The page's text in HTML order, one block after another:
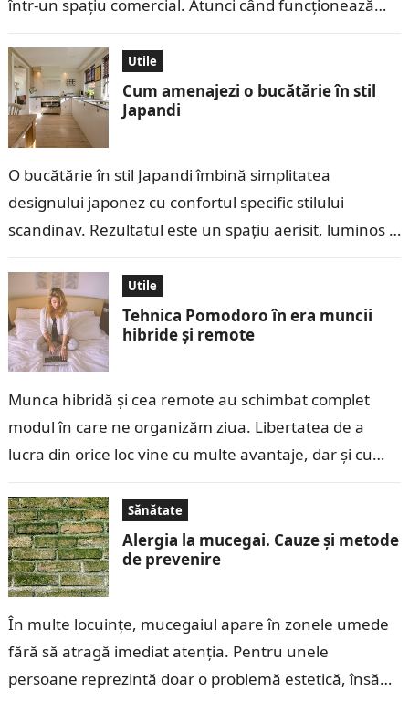
într-un spațiu comercial. Atunci când funcționează
Utile
Cum amenajezi o bucătărie în stil
Japandi
O bucătărie în stil Japandi îmbină simplitatea
designului japonez cu confortul specific stilului
scandinav. Rezultatul este un spațiu aerisit, luminos și
Utile
Tehnica Pomodoro în era muncii
hibride și remote
Munca hibridă și cea remote au schimbat complet
modul în care ne organizăm ziua. Libertatea de a
lucra din orice loc vine cu multe avantaje, dar și cu…
Sănătate
Alergia la mucegai. Cauze și metode
de prevenire
În multe locuințe, mucegaiul apare în zonele umede
fără să atragă imediat atenția. Pentru unele
persoane reprezintă doar o problemă estetică, însă